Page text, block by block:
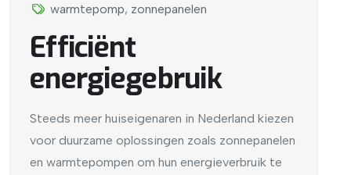
warmtepomp, zonnepanelen
Efficiënt
energiegebruik
Steeds meer huiseigenaren in Nederland kiezen
voor duurzame oplossingen zoals zonnepanelen
en warmtepompen om hun energieverbruik te